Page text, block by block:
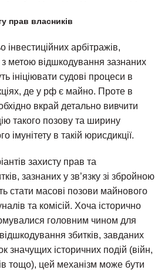
прав власників
інвестиційних арбітражів,
з метою відшкодування зазнаних
ініціювати судові процеси в
де у рф є майно. Проте в
вкрай детально вивчити
такого позову та ширину
імунітету в такій юрисдикції.
захисту прав та
зазнаних у зв’язку зі збройною
стати масові позови майнового
та комісій. Хоча історично
головним чином для
збитків, завданих
значущих історичних подій (війн,
тощо), цей механізм може бути